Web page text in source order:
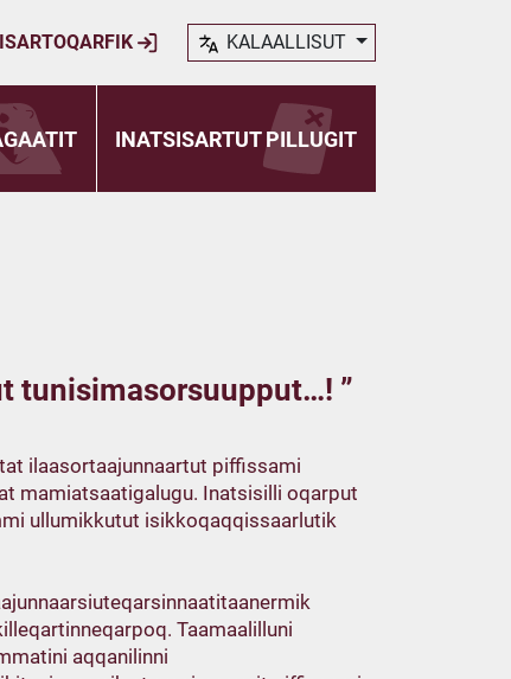
KALAALLISUT
INATSISARTUT PILLUGIT
tunisimasorsuupput…! ”
ilaasortaajunnaartut piffissami
mamiatsaatigalugu. Inatsisilli oqarput
ullumikkutut isikkoqaqqissaarlutik
Taamaalilluni
aqqanilinni